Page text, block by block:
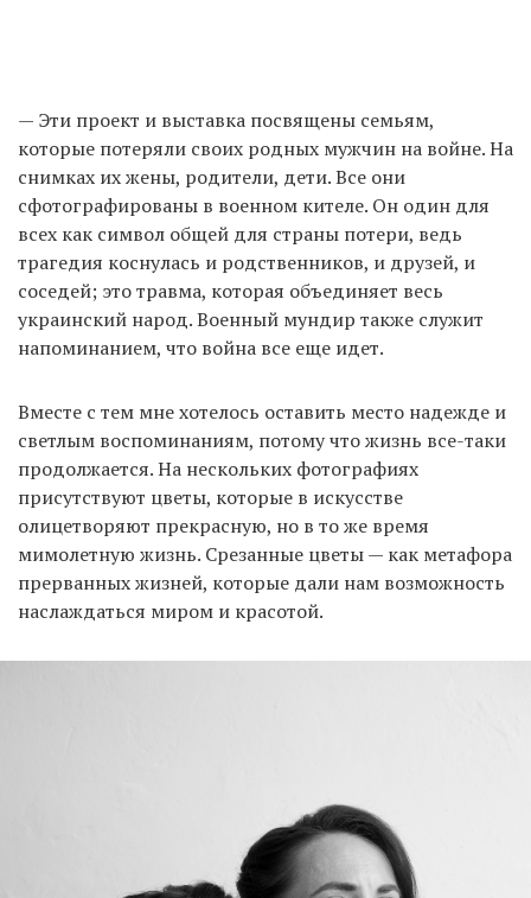
— Эти проект и выставка посвящены семьям,
которые потеряли своих родных мужчин на войне. На
снимках их жены, родители, дети. Все они
сфотографированы в военном кителе. Он один для
всех как символ общей для страны потери, ведь
трагедия коснулась и родственников, и друзей, и
соседей; это травма, которая объединяет весь
украинский народ. Военный мундир также служит
напоминанием, что война все еще идет.
Вместе с тем мне хотелось оставить место надежде и
светлым воспоминаниям, потому что жизнь все-таки
продолжается. На нескольких фотографиях
присутствуют цветы, которые в искусстве
олицетворяют прекрасную, но в то же время
мимолетную жизнь. Срезанные цветы — как метафора
прерванных жизней, которые дали нам возможность
наслаждаться миром и красотой.